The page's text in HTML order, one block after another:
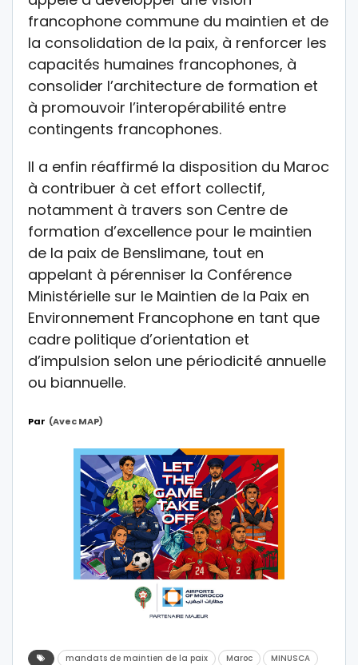
francophone commune du maintien et de
la consolidation de la paix, à renforcer les
capacités humaines francophones, à
consolider l’architecture de formation et
à promouvoir l’interopérabilité entre
contingents francophones.
Il a enfin réaffirmé la disposition du Maroc
à contribuer à cet effort collectif,
notamment à travers son Centre de
formation d’excellence pour le maintien
de la paix de Benslimane, tout en
appelant à pérenniser la Conférence
Ministérielle sur le Maintien de la Paix en
Environnement Francophone en tant que
cadre politique d’orientation et
d’impulsion selon une périodicité annuelle
ou biannuelle.
Par (avec MAP)
mandats de maintien de la paix Maroc
MINUSCA